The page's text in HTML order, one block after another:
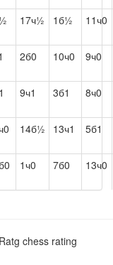
17ч½ 1б½ 11ч0
2б0 10ч0 9ч0
9ч1 3б1 8ч0
14б½ 13ч1 5б1
1ч0 7б0 13ч0
chess rating